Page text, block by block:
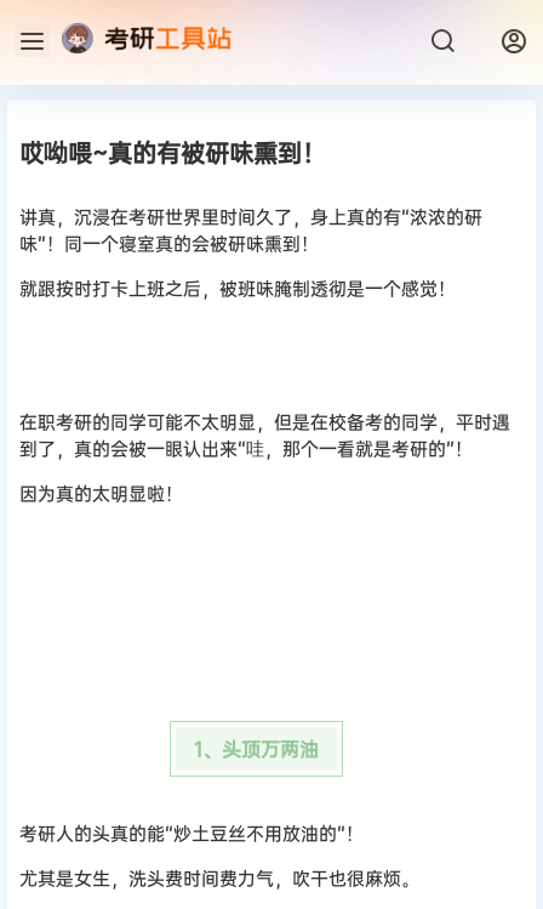
哎呦喂~真的有被研味熏到！
讲真，沉浸在考研世界里时间久了，身上真的有“浓浓的研
味”！同一个寝室真的会被研味熏到！
就跟按时打卡上班之后，被班味腌制透彻是一个感觉！
在职考研的同学可能不太明显，但是在校备考的同学，平时遇
到了，真的会被一眼认出来“哇，那个一看就是考研的”！
因为真的太明显啦！
1、头顶万两油
考研人的头真的能“炒土豆丝不用放油的”！
尤其是女生，洗头费时间费力气，吹干也很麻烦。